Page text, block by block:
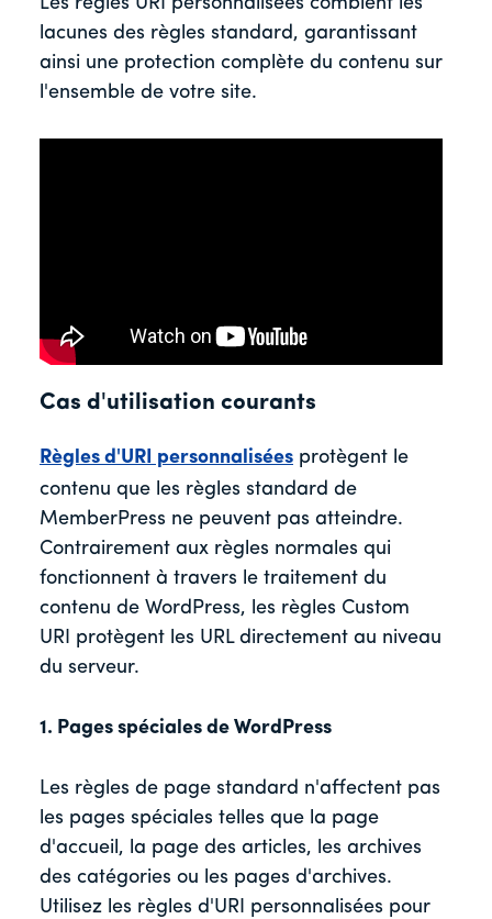
Les règles URI personnalisées comblent les
lacunes des règles standard, garantissant
ainsi une protection complète du contenu sur
l'ensemble de votre site.
Cas d'utilisation courants
Règles d'URI personnalisées protègent le
contenu que les règles standard de
MemberPress ne peuvent pas atteindre.
Contrairement aux règles normales qui
fonctionnent à travers le traitement du
contenu de WordPress, les règles Custom
URI protègent les URL directement au niveau
du serveur.
1. Pages spéciales de WordPress
Les règles de page standard n'affectent pas
les pages spéciales telles que la page
d'accueil, la page des articles, les archives
des catégories ou les pages d'archives.
Utilisez les règles d'URI personnalisées pour